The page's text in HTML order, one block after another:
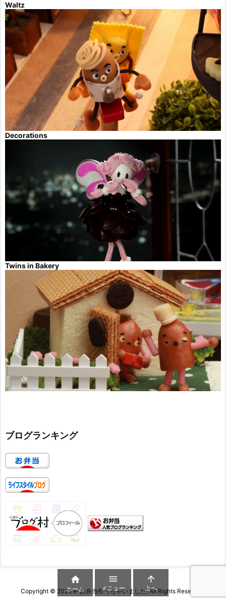
Waltz
Decorations
Twins in Bakery
ブログランキング
Copyright © 2026 e-お弁当作っちゃいました!All Rights Reserved.

ホーム

メニュー

上へ